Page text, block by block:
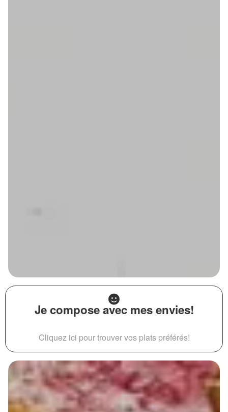
Je compose avec mes envies!
Cliquez ici pour trouver vos plats préférés!